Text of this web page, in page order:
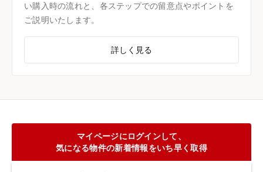
い購入時の流れと、各ステップでの留意点やポイントを
ご説明いたします。
詳しく見る
マイページにログインして、
気になる物件の新着情報をいち早く取得